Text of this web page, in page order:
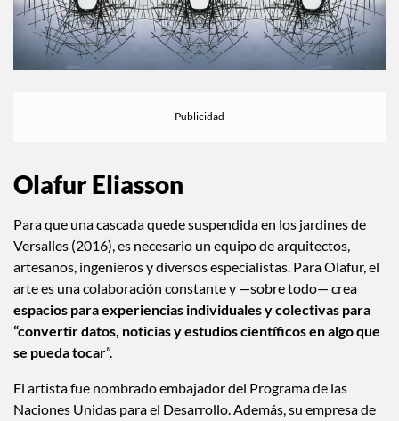
Olafur Eliasson
Para que una cascada quede suspendida en los jardines de
Versalles (2016), es necesario un equipo de arquitectos,
artesanos, ingenieros y diversos especialistas. Para Olafur, el
arte es una colaboración constante y —sobre todo— crea
espacios para experiencias individuales y colectivas para
“convertir datos, noticias y estudios científicos en algo que
se pueda tocar”.
El artista fue nombrado embajador del Programa de las
Naciones Unidas para el Desarrollo. Además, su empresa de